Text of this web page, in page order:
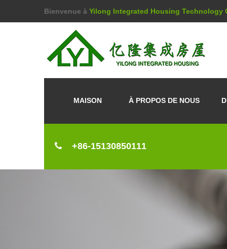
Bienvenue à Yilong Integrated Housing Technology
MAISON À PROPOS DE NOUS
+86-15130850111